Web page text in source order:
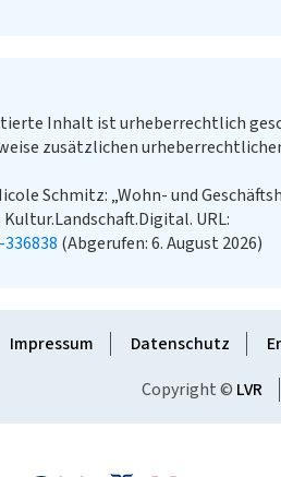
Inhalt ist urheberrechtlich
zusätzlichen
Schmitz: „Wohn- und
Kultur.Landschaft.Digital. URL:
(Abgerufen: 6. August 2026)
Impressum Datenschutz
Copyright © LVR